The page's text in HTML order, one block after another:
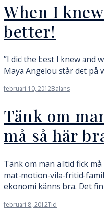
When I
better!
”I did the best I knew and
Maya Angelou står det på
februari 10, 2012Balans
Tänk om
må så här
Tänk om man alltid fick
mat-motion-vila-fritid-
ekonomi känns bra. Det
februari 8, 2012Tid